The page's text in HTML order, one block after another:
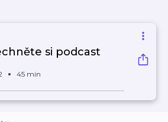
si podcast
45 min